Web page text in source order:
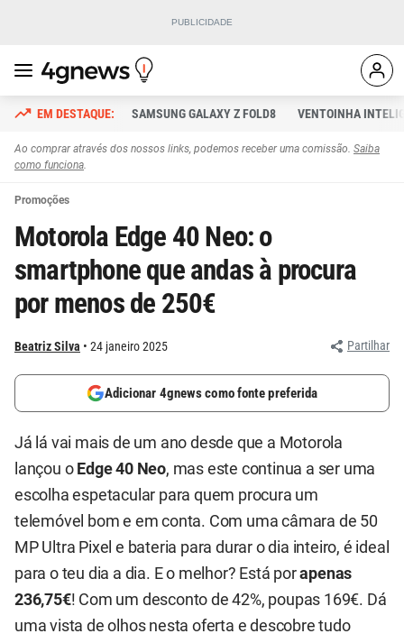
SAMSUNG GALAXY Z FOLD8 VENTOINHA
Ao comprar através dos nossos links, podemos receber uma comissão. Saiba
como funciona.
Promoções
Motorola Edge 40 Neo: o
smartphone que andas à procura
por menos de 250€
Beatriz Silva 24 janeiro 2025 Partilhar
Adicionar 4gnews como fonte preferida
Já lá vai mais de um ano desde que a Motorola
lançou o Edge 40 Neo, mas este continua a ser uma
escolha espetacular para quem procura um
telemóvel bom e em conta. Com uma câmara de 50
MP Ultra Pixel e bateria para durar o dia inteiro, é ideal
para o teu dia a dia. E o melhor? Está porapenas
236,75€! Com um desconto de 42%, poupas 169€. Dá
uma vista de olhos nesta oferta e descobre tudo